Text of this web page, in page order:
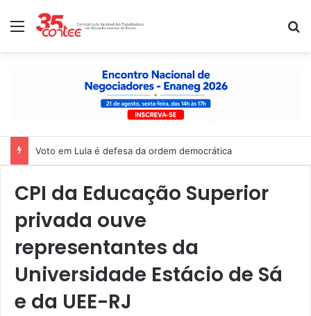
Menu
Voto em Lula é defesa da ordem democrática
CPI da Educação Superior
privada ouve
representantes da
Universidade Estácio de Sá
e da UEE-RJ